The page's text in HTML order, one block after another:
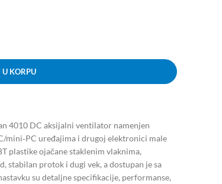
U KORPU
4010 DC aksijalni ventilator namenjen
mini‑PC uređajima i drugoj elektronici male
plastike ojačane staklenim vlaknima,
stabilan protok i dugi vek, a dostupan je sa
su detaljne specifikacije, performanse,